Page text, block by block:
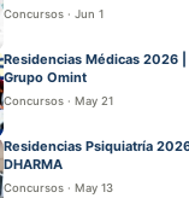
Concursos · Jun 1
Residencias Médicas 2026
Grupo Omint
Concursos · May 21
Residencias Psiquiatría
DHARMA
Concursos · May 13